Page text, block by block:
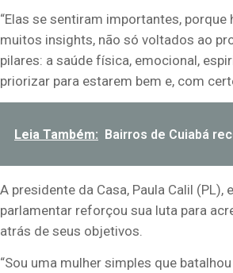
“Elas se sentiram importantes,
muitos insights, não só voltados ao
pilares: a saúde física, emocional,
priorizar para estarem bem e, com
Leia Também: Bairros de Cuiabá
A presidente da Casa, Paula Calil
parlamentar reforçou sua luta para
atrás de seus objetivos.
“Sou uma mulher simples que